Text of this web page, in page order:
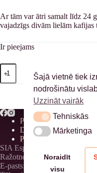
Ar tām var ātri samalt līdz 24
vajadzīgs divām lielām kafijas
Ir pieejams
Hario
Mini
Mill
kafijas
dzirnaviņas
daudzums
Privātuma politika
Distances līgums
Piegāde
SIA Espressioso,
Ražotnes adrese: Birznieku
E-pasts: info@brantcoffee.com
Šajā vietnē tiek
nodrošinātu
Uzzināt vairāk
TehniskāsTehniskās
MārketingaMārketinga
Noraidīt
visu